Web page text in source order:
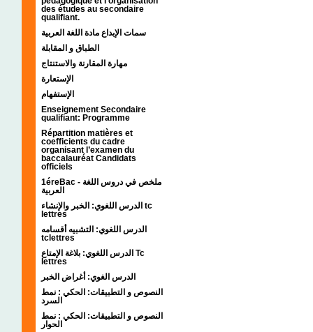
des études au secondaire
qualifiant.
سمات الإبداع مادة اللغة العربية
الطباق و المقابلة
مهارة المقارنة والاستنتاج
الإستعارة
الإستفهام
Enseignement Secondaire
qualifiant: Programme
Répartition matières et
coefficients du cadre
organisant l’examen du
baccalauréat Candidats
officiels
1éreBac - ملخص في دروس اللغة
العربية
الدرس اللغوي: الخبر والإنشاء tc
lettres
الدرس اللغوي: التشبيه أقسامه
tclettres
الدرس اللغوي: بلاغة الإمتاع Tc
lettres
الدرس الغوي: أغراض الخبر
النصوص و التطبيقات: الحكي : نمط
السرد
النصوص و التطبيقات: الحكي : نمط
الحوار